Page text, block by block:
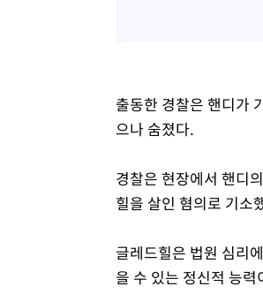
출동한 경찰은 핸디가
으나 숨졌다.
경찰은 현장에서 핸디
힐을 살인 혐의로 기소
글레드힐은 법원 심리
을 수 있는 정신적 능